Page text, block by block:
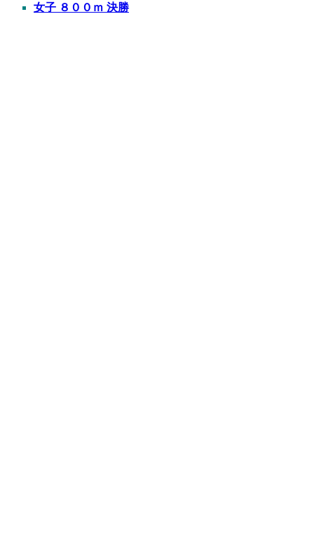
女子 ８００ｍ 決勝